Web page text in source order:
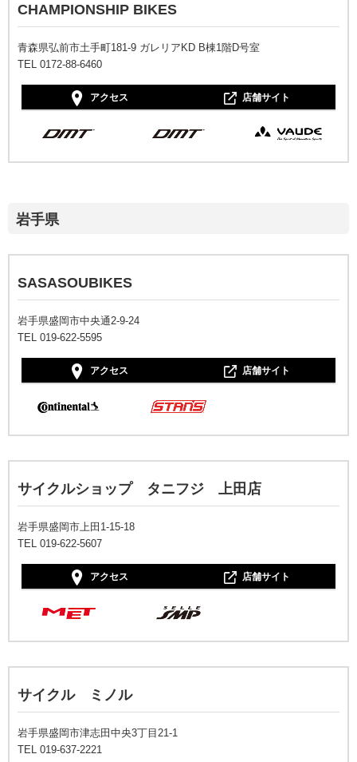
CHAMPIONSHIP BIKES
青森県弘前市土手町181-9 ガレリアKD B棟1階D号室
TEL 0172-88-6460
アクセス 店舗サイト
岩手県
SASASOUBIKES
岩手県盛岡市中央通2‐9‐24
TEL 019-622-5595
アクセス 店舗サイト
サイクルショップ タニフジ 上田店
岩手県盛岡市上田1-15-18
TEL 019-622-5607
アクセス 店舗サイト
サイクル ミノル
岩手県盛岡市津志田中央3丁目21-1
TEL 019-637-2221